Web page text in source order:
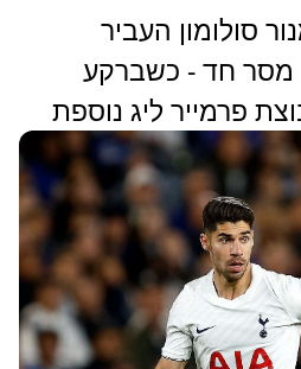
סולומון העביר
מסר חד - כשברקע
פרמייר ליג נוספת